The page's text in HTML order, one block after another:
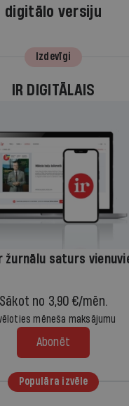
digitālo versiju
Izdevīgi
IR DIGITĀLAIS
žurnālu saturs
Sākot no 3,90 €/mēn.
mēneša maksājumu
Abonēt
Populāra izvēle